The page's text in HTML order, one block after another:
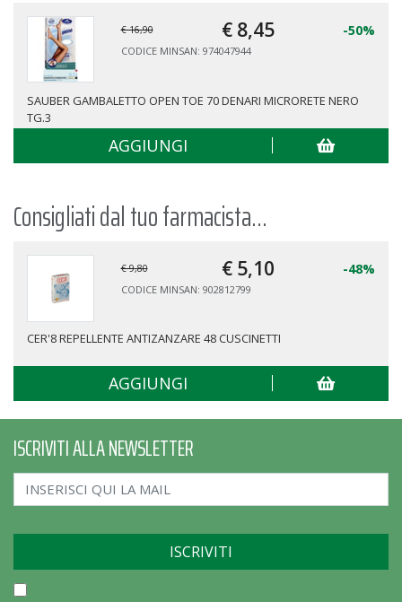
€ 16,90 € 8,45 -50%
CODICE MINSAN: 974047944
SAUBER GAMBALETTO OPEN TOE 70 DENARI MICRORETE NERO
TG.3
AGGIUNGI
Consigliati dal tuo farmacista...
€ 9,80 € 5,10 -48%
CODICE MINSAN: 902812799
CER'8 REPELLENTE ANTIZANZARE 48 CUSCINETTI
AGGIUNGI
ISCRIVITI ALLA NEWSLETTER